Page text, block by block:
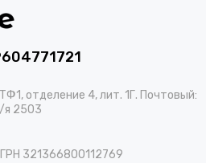
отделение 4, лит. 1Г. Почтовый:
я 2503
321366800112769